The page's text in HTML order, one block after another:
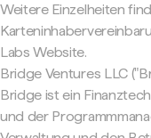
Weitere Einzelheiten
Labs Website.
Bridge Ventures LLC
Bridge ist ein
und der